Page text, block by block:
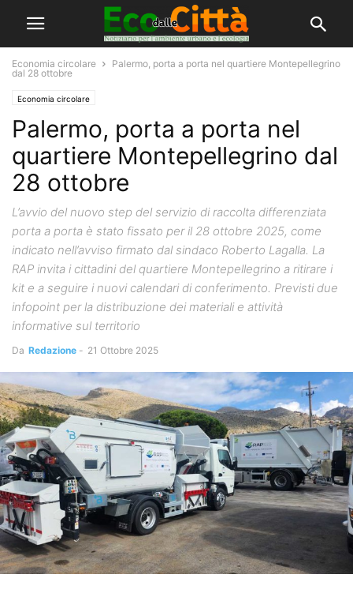
Economia circolare
Palermo, porta a porta nel quartiere Montepellegrino
dal 28 ottobre
Economia circolare
Palermo, porta a porta nel
quartiere Montepellegrino dal
28 ottobre
L’avvio del nuovo step del servizio di raccolta differenziata
porta a porta è stato fissato per il 28 ottobre 2025, come
indicato nell’avviso firmato dal sindaco Roberto Lagalla. La
RAP invita i cittadini del quartiere Montepellegrino a ritirare i
kit e a seguire i nuovi calendari di conferimento. Previsti due
infopoint per la distribuzione dei materiali e attività
informative sul territorio
Da Redazione - 21 Ottobre 2025